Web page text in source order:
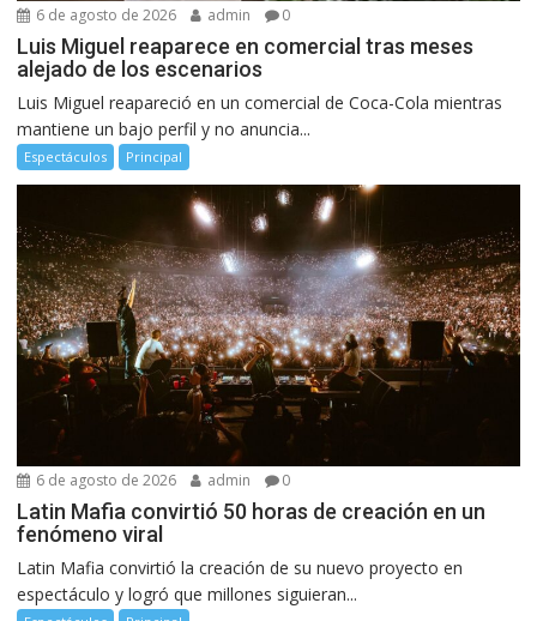
6 de agosto de 2026 admin 0
Luis Miguel reaparece en comercial tras meses
alejado de los escenarios
Luis Miguel reapareció en un comercial de Coca-Cola mientras
mantiene un bajo perfil y no anuncia...
Espectáculos Principal
6 de agosto de 2026 admin 0
Latin Mafia convirtió 50 horas de creación en un
fenómeno viral
Latin Mafia convirtió la creación de su nuevo proyecto en
espectáculo y logró que millones siguieran...